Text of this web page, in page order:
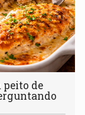
peito de